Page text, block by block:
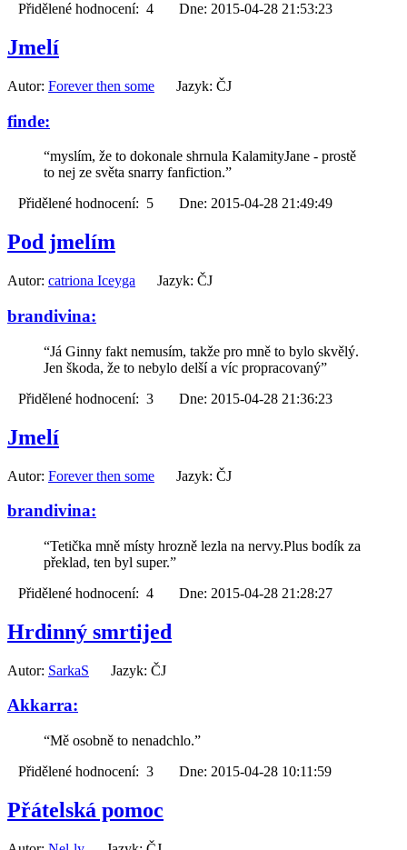
Přidělené hodnocení: 4 Dne: 2015-04-28 21:53:23
Jmelí
Autor: Forever then some Jazyk: ČJ
finde:
“myslím, že to dokonale shrnula KalamityJane - prostě
to nej ze světa snarry fanfiction.”
Přidělené hodnocení: 5 Dne: 2015-04-28 21:49:49
Pod jmelím
Autor: catriona Iceyga Jazyk: ČJ
brandivina:
“Já Ginny fakt nemusím, takže pro mně to bylo skvělý.
Jen škoda, že to nebylo delší a víc propracovaný”
Přidělené hodnocení: 3 Dne: 2015-04-28 21:36:23
Jmelí
Autor: Forever then some Jazyk: ČJ
brandivina:
“Tetička mně místy hrozně lezla na nervy.Plus bodík za
překlad, ten byl super.”
Přidělené hodnocení: 4 Dne: 2015-04-28 21:28:27
Hrdinný smrtijed
Autor: SarkaS Jazyk: ČJ
Akkarra:
“Mě osobně to nenadchlo.”
Přidělené hodnocení: 3 Dne: 2015-04-28 10:11:59
Přátelská pomoc